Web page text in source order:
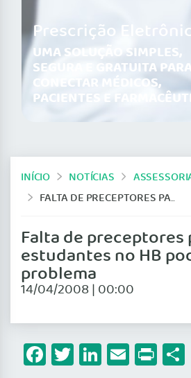
Prescrição
UMA SOLUÇÃO SIMPLES,
SEGURA E GRATUITA PARA
CONECTAR MÉDICOS,
PACIENTES E
INÍCIO NOTÍCIAS
FALTA DE PRECEPTORES PARA ESTUDANTES NO HB PODE ACARRETAR PROBLEMA
Falta de preceptores
estudantes no HB
problema
14/04/2008 | 00:00
Facebook
Twitter
LinkedIn
Email
Print